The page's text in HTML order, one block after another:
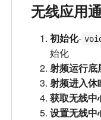
无线应用
初始化-
始化
射频运行
射频进入休
获取无线中
设置无线中